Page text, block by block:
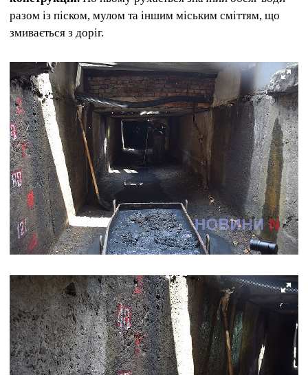
разом із піском, мулом та іншим міським сміттям, що
змивається з доріг.